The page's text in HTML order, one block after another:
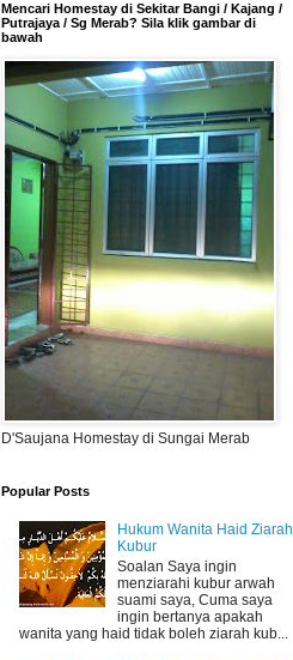
Mencari Homestay di Sekitar Bangi / Kajang /
Putrajaya / Sg Merab? Sila klik gambar di
bawah
D'Saujana Homestay di Sungai Merab
Popular Posts
Hukum Wanita Haid Ziarah
Kubur
Soalan Saya ingin
menziarahi kubur arwah
suami saya, Cuma saya
ingin bertanya apakah
wanita yang haid tidak boleh ziarah kub...